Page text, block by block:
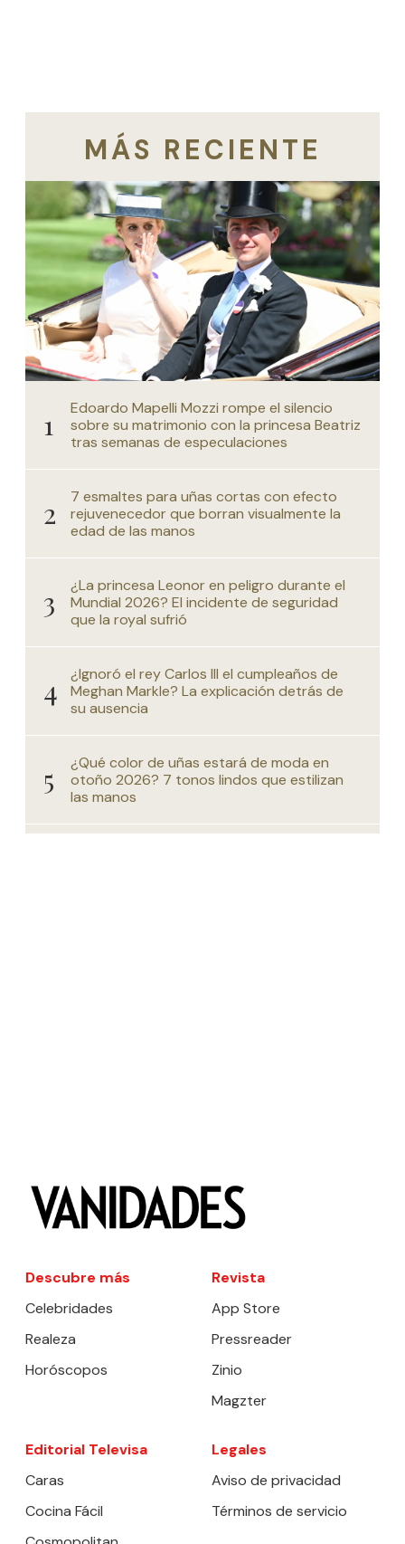
MÁS RECIENTE
Edoardo Mapelli Mozzi rompe el silencio
sobre su matrimonio con la princesa Beatriz
tras semanas de especulaciones
7 esmaltes para uñas cortas con efecto
rejuvenecedor que borran visualmente la
edad de las manos
¿La princesa Leonor en peligro durante el
Mundial 2026? El incidente de seguridad
que la royal sufrió
¿Ignoró el rey Carlos III el cumpleaños de
Meghan Markle? La explicación detrás de
su ausencia
¿Qué color de uñas estará de moda en
otoño 2026? 7 tonos lindos que estilizan
las manos
Descubre más
Celebridades
Realeza
Horóscopos
Revista
App Store
Pressreader
Zinio
Magzter
Editorial Televisa
Caras
Cocina Fácil
Legales
Aviso de privacidad
Términos de servicio